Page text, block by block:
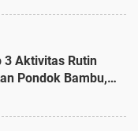
3 Aktivitas Rutin
Pondok Bambu,